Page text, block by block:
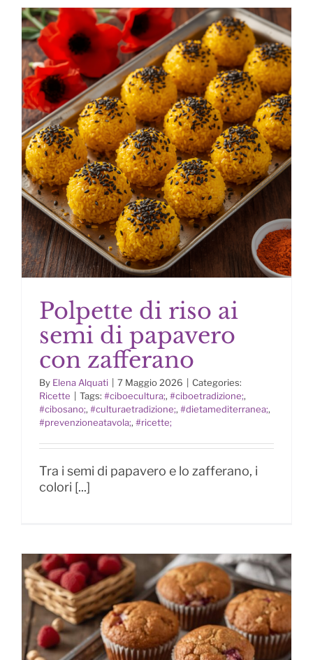
Polpette di riso ai semi di
papavero con zafferano
Polpette di riso ai
semi di papavero
con zafferano
By Elena Alquati 7 Maggio 2026
Categories:
Ricette
Tags: #ciboecultura;, #ciboetradizione;,
#cibosano;, #culturaetradizione;, #dietamediterranea;,
#prevenzioneatavola;, #ricette;
Tra i semi di papavero e lo zafferano, i
colori [...]